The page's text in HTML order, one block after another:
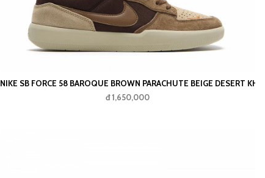
NIKE SB FORCE 58 BAROQUE BROWN PARACHUTE BEIGE DESERT
đ 1,650,000